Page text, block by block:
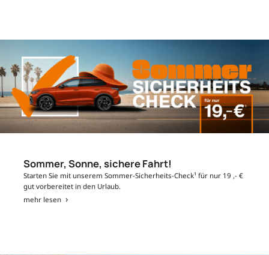
Sommer, Sonne, sichere Fahrt!
Starten Sie mit unserem Sommer-Sicherheits-Check¹ für nur 19 ,- €
gut vorbereitet in den Urlaub.
mehr lesen